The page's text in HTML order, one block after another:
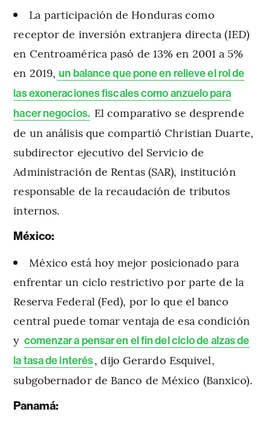
La participación de Honduras como
receptor de inversión extranjera directa (IED)
en Centroamérica pasó de 13% en 2001 a 5%
en 2019, un balance que pone en relieve el rol de
las exoneraciones fiscales como anzuelo para
hacer negocios. El comparativo se desprende
de un análisis que compartió Christian Duarte,
subdirector ejecutivo del Servicio de
Administración de Rentas (SAR), institución
responsable de la recaudación de tributos
internos.
México:
México está hoy mejor posicionado para
enfrentar un ciclo restrictivo por parte de la
Reserva Federal (Fed), por lo que el banco
central puede tomar ventaja de esa condición
y comenzar a pensar en el fin del ciclo de alzas de
la tasa de interés, dijo Gerardo Esquivel,
subgobernador de Banco de México (Banxico).
Panamá: